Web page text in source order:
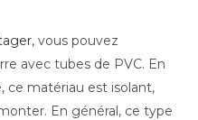
, vous pouvez
avec tubes de PVC. En
ce matériau est isolant,
En général, ce type